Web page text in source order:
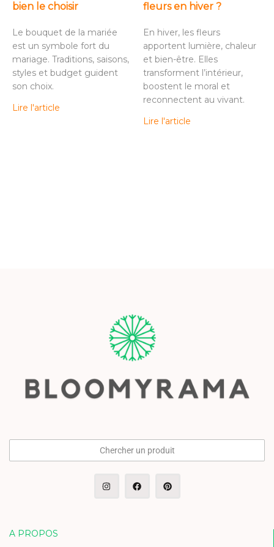
bien le choisir
Le bouquet de la mariée
est un symbole fort du
mariage. Traditions, saisons,
styles et budget guident
son choix.
Lire l'article
fleurs en hiver ?
En hiver, les fleurs
apportent lumière, chaleur
et bien-être. Elles
transforment l’intérieur,
boostent le moral et
reconnectent au vivant.
Lire l'article
Chercher un produit
A PROPOS